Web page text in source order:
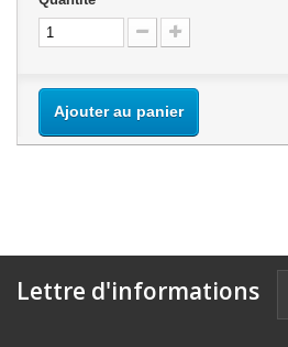
Ajouter au panier
Lettre d'informations